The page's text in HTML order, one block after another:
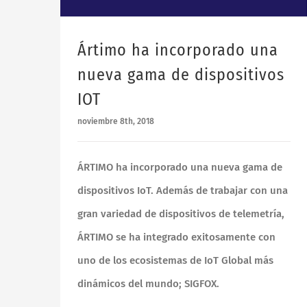
Ártimo ha incorporado una
nueva gama de dispositivos
IOT
noviembre 8th, 2018
ÁRTIMO ha incorporado una nueva gama de
dispositivos IoT. Además de trabajar con una
gran variedad de dispositivos de telemetría,
ÁRTIMO se ha integrado exitosamente con
uno de los ecosistemas de IoT Global más
dinámicos del mundo; SIGFOX.
Aviso de privacidad
Política de tratamiento de datos
Política de Prevención LA/FT
Política PTEE